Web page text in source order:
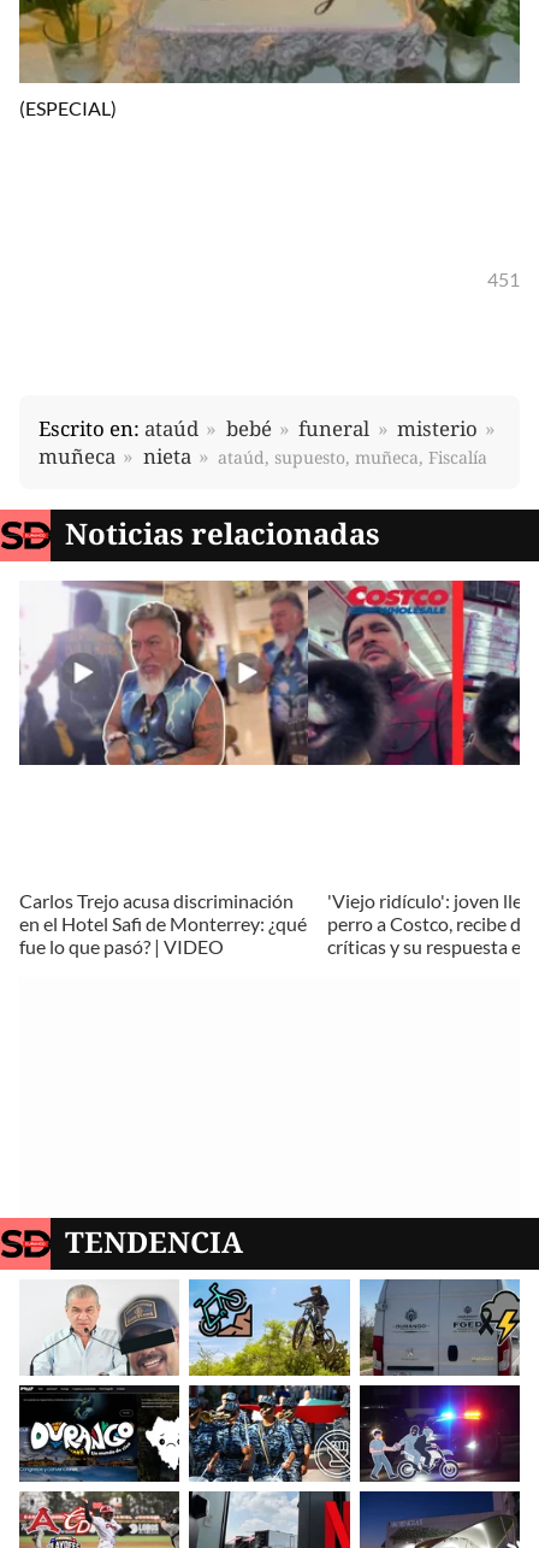
(ESPECIAL)
451
Escrito en: ataúd bebé funeral
misterio
muñeca
nieta ataúd, supuesto, muñeca, Fiscalía
Noticias relacionadas
Carlos Trejo acusa discriminación
en el Hotel Safi de Monterrey: ¿qué
fue lo que pasó? | VIDEO
'Viejo ridículo': joven
perro a Costco, recibe
críticas y su respuesta es
TENDENCIA